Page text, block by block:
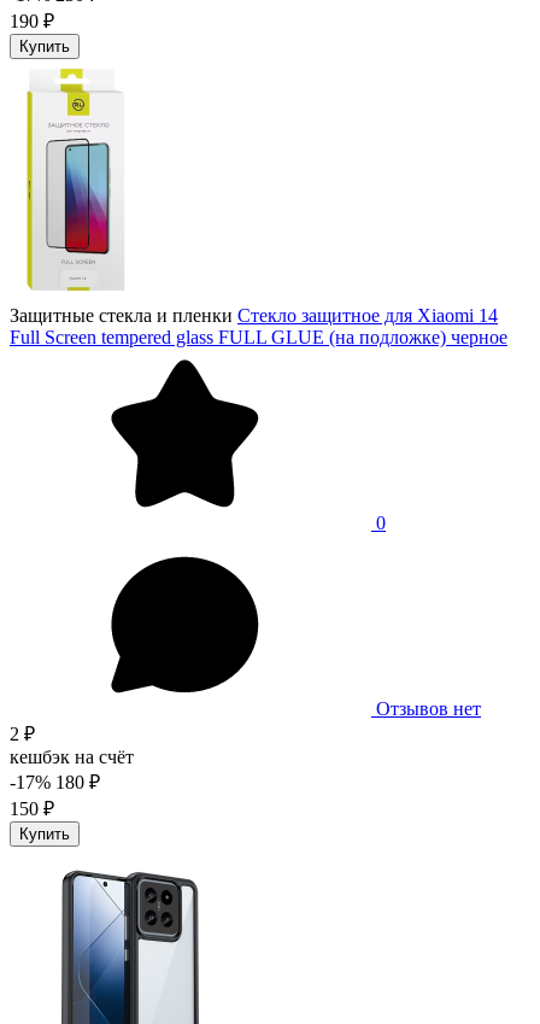
190 ₽
Купить
Защитные стекла и пленки Стекло защитное для Xiaomi 14
Full Screen tempered glass FULL GLUE (на подложке) черное
0
Отзывов нет
2 ₽
кешбэк на счёт
-17% 180 ₽
150 ₽
Купить